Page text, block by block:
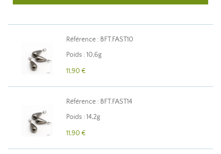
Référence : BFT.FAST10
Poids : 10,6g
11,90 €
Référence : BFT.FAST14
Poids : 14,2g
11,90 €